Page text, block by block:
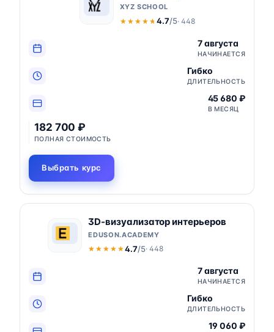
XYZ SCHOOL
★★★★★
★★★★★ 4.7/5· 448
7 августа
НАЧИНАЕТСЯ
Гибко
ДЛИТЕЛЬНОСТЬ
45 680 ₽
В МЕСЯЦ
182 700 ₽
ПОЛНАЯ СТОИМОСТЬ
Выбрать курс
3D-визуализатор интерьеров
EDUSON.ACADEMY
★★★★★
★★★★★4.7/5· 448
7 августа
НАЧИНАЕТСЯ
Гибко
ДЛИТЕЛЬНОСТЬ
19 060 ₽